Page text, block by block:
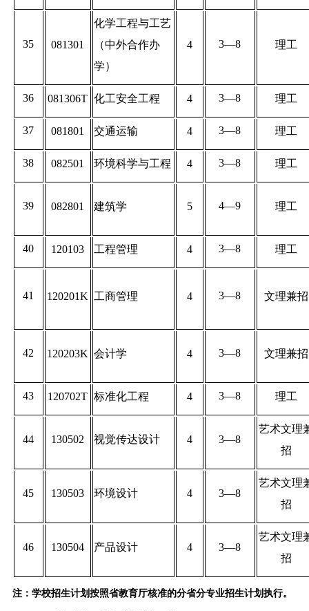
35 081301
化学工程与工艺
（中外合作办
学）
4 3—8 理工
36 081306T 化工安全工程 4 3—8 理工
37 081801 交通运输 4 3—8 理工
38 082501 环境科学与工程 4 3—8 理工
39 082801 建筑学 5 4—9 理工
40 120103 工程管理 4 3—8 理工
41 120201K 工商管理 4 3—8 文理兼招
42 120203K 会计学 4 3—8 文理兼招
43 120702T 标准化工程 4 3—8 理工
44 130502 视觉传达设计 4 3—8
艺术文理
招
45 130503 环境设计 4 3—8
艺术文理
招
46 130504 产品设计 4 3—8
艺术文理
招
注： 学校招生计划按照省教育厅核准的分省分专业招生计划执行。